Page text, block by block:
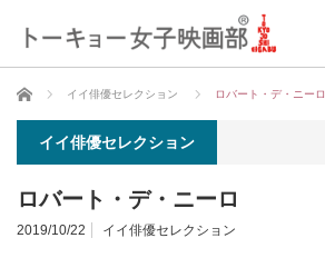
ホーム イイ俳優セレクション ロバート・デ・ニーロ
イイ俳優セレクション
ロバート・デ・ニーロ
2019/10/22 イイ俳優セレクション